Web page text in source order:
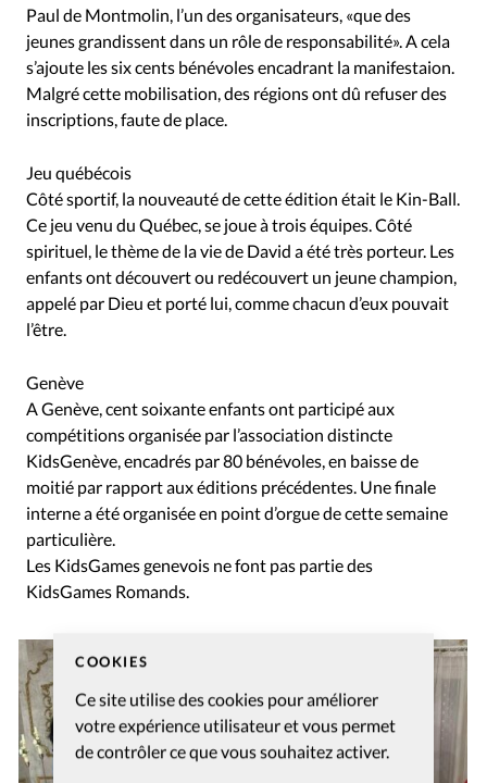
COOKIES
Ce site utilise des cookies pour améliorer
votre expérience utilisateur et vous permet
de contrôler ce que vous souhaitez activer.
Paul de Montmolin, l’un des organisateurs, «que des
jeunes grandissent dans un rôle de responsabilité». A cela
s’ajoute les six cents bénévoles encadrant la manifestaion.
Malgré cette mobilisation, des régions ont dû refuser des
inscriptions, faute de place.
Jeu québécois
Côté sportif, la nouveauté de cette édition était le Kin-Ball.
Ce jeu venu du Québec, se joue à trois équipes. Côté
spirituel, le thème de la vie de David a été très porteur. Les
enfants ont découvert ou redécouvert un jeune champion,
appelé par Dieu et porté lui, comme chacun d’eux pouvait
l’être.
Genève
A Genève, cent soixante enfants ont participé aux
compétitions organisée par l’association distincte
KidsGenève, encadrés par 80 bénévoles, en baisse de
moitié par rapport aux éditions précédentes. Une finale
interne a été organisée en point d’orgue de cette semaine
particulière.
Les KidsGames genevois ne font pas partie des
KidsGames Romands.